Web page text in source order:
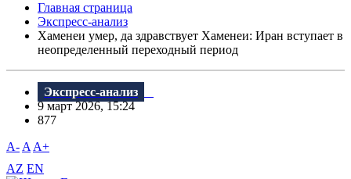
Главная страница
Экспресс-анализ
Хаменеи умер, да здравствует Хаменеи: Иран вступает в
неопределенный переходный период
Экспресс-анализ
9 март 2026, 15:24
877
A- A A+
AZ EN